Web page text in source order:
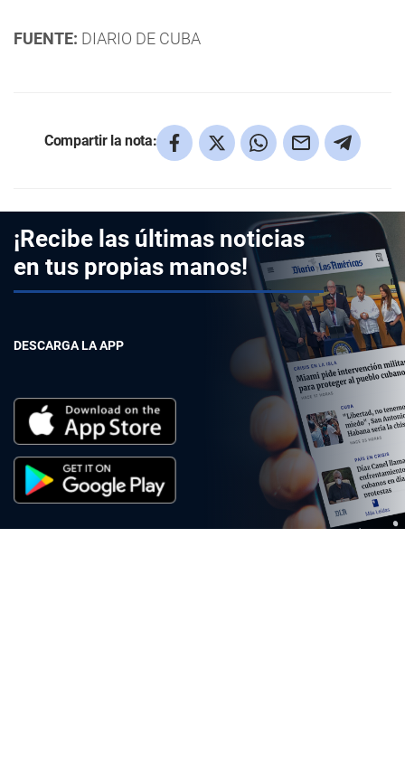
FUENTE: DIARIO DE CUBA
Compartir la nota:
¡Recibe las últimas noticias
en tus propias manos!
DESCARGA LA APP